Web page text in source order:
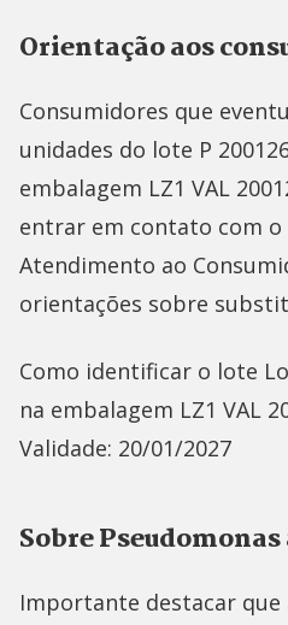
Orientação aos
Consumidores que
unidades do lote P
embalagem LZ1 VAL
entrar em contato com o
Atendimento ao
orientações sobre
Como identificar o lote
na embalagem LZ1 VAL
Validade: 20/01/2027
Sobre
Importante destacar que